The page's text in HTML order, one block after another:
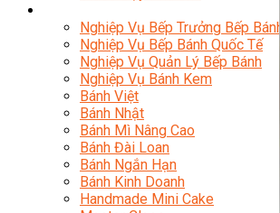
Nghiệp Vụ Bếp Trưởng Bếp Bánh
Nghiệp Vụ Bếp Bánh Quốc Tế
Nghiệp Vụ Quản Lý Bếp Bánh
Nghiệp Vụ Bánh Kem
Bánh Việt
Bánh Nhật
Bánh Mì Nâng Cao
Bánh Đài Loan
Bánh Ngắn Hạn
Bánh Kinh Doanh
Handmade Mini Cake